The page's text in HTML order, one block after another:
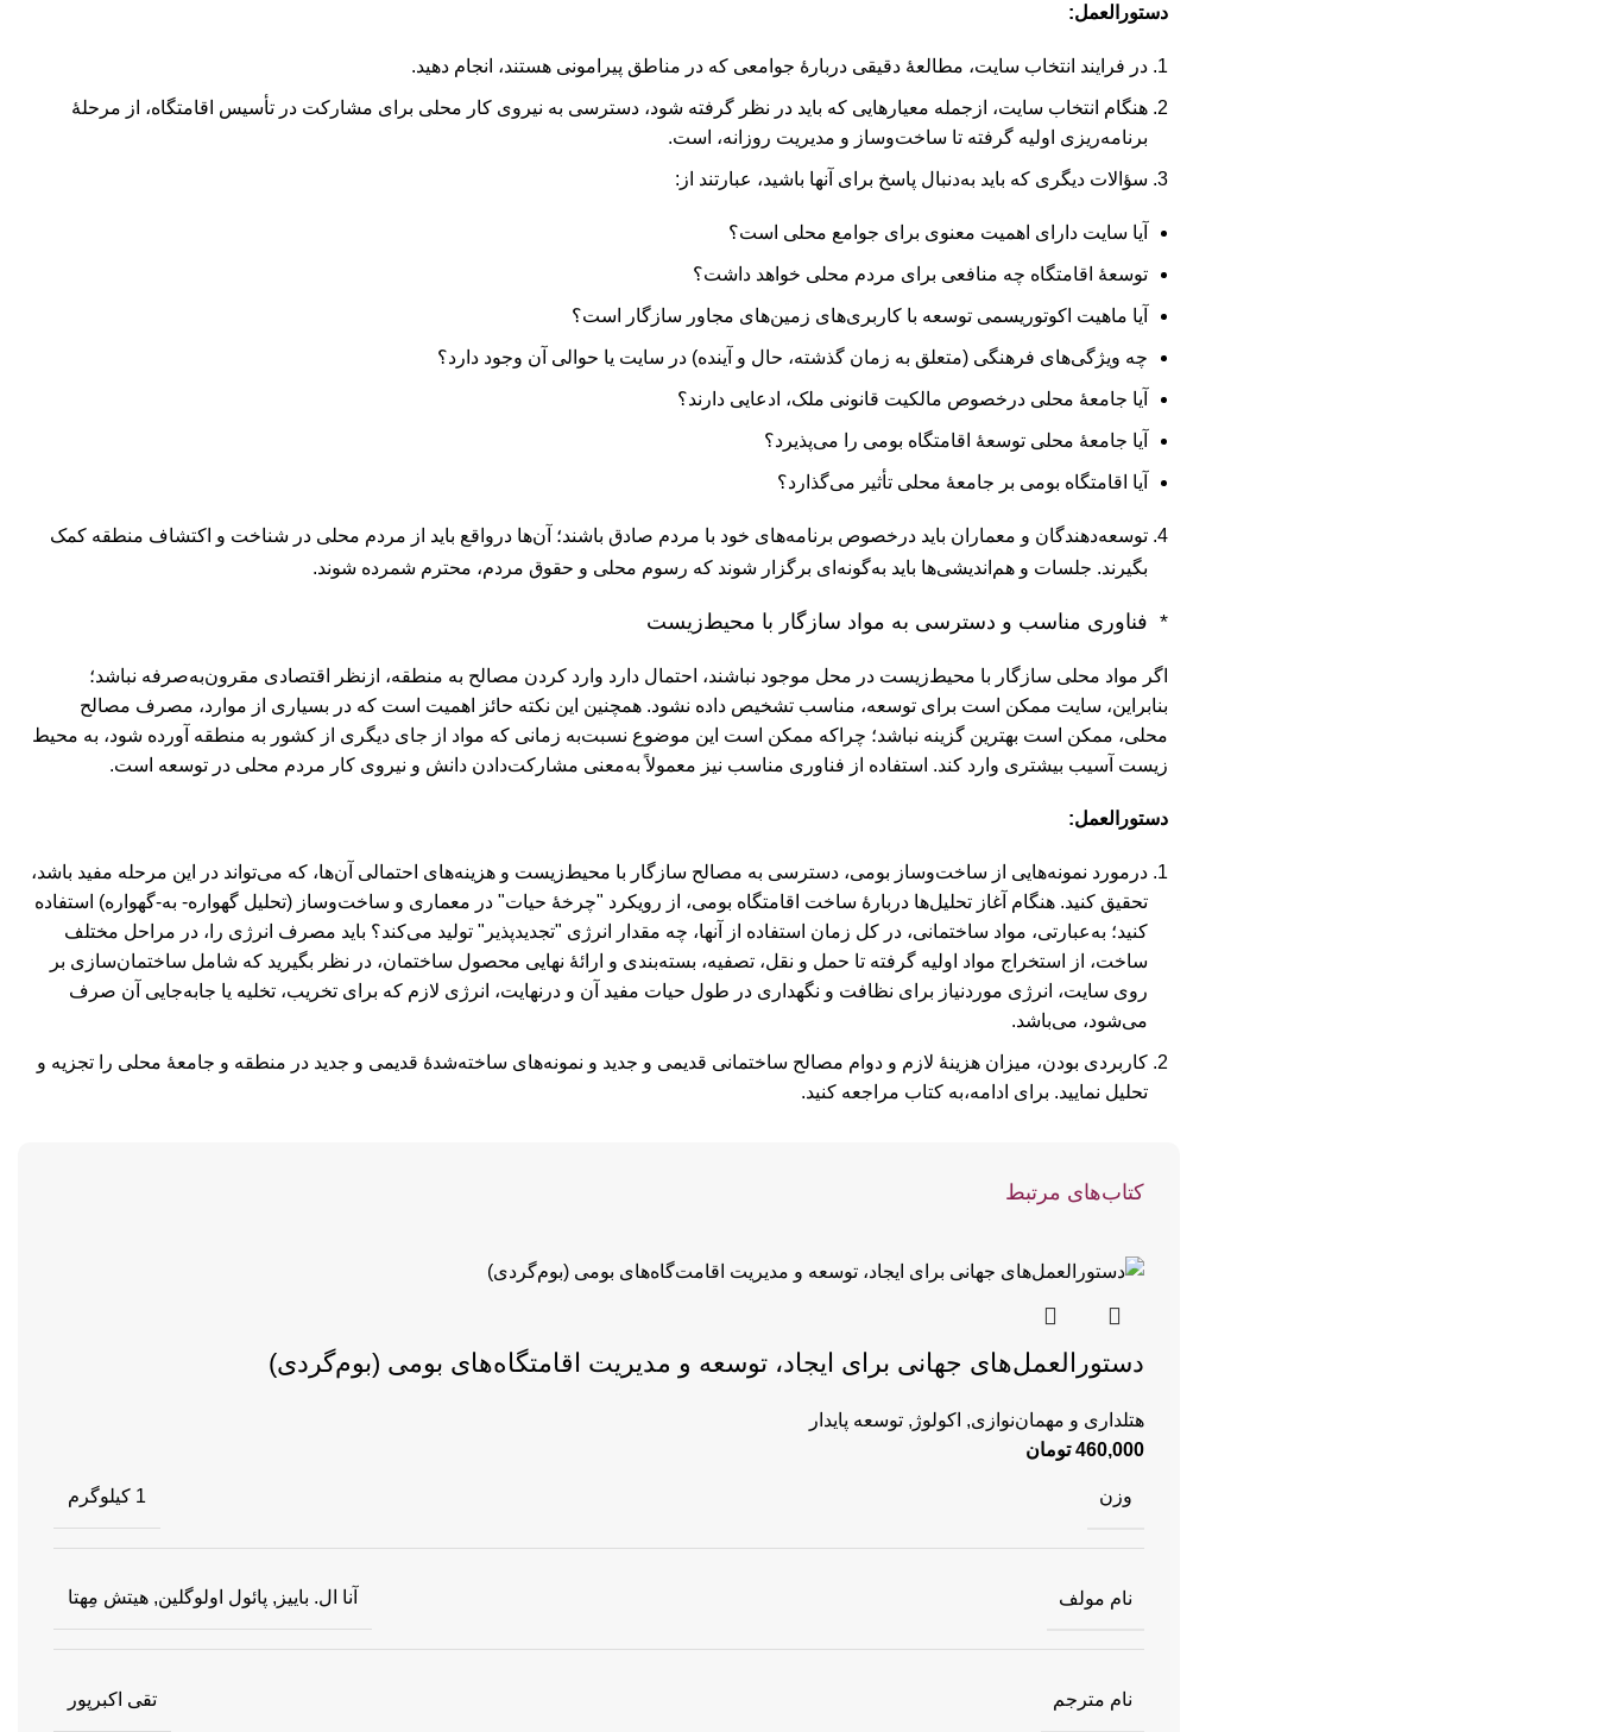
دستورالعمل:
در فرایند انتخاب سایت، مطالعۀ‌ دقیقی دربارۀ‌ جوامعی که در مناطق پیرامونی هستند، انجام دهید.
هنگام انتخاب سایت، ازجمله معیارهایی که باید در نظر گرفته شود، دسترسی به نیروی کار محلی برای مشارکت در تأسیس اقامتگاه، از مرحلۀ‌
برنامه‌ریزی اولیه گرفته تا ساخت‌وساز و مدیریت روزانه، است.
سؤالات دیگری که باید به‌دنبال پاسخ برای آنها باشید، عبارتند از:
آیا سایت دارای اهمیت معنوی برای جوامع محلی است؟
توسعۀ اقامتگاه چه منافعی برای مردم محلی خواهد داشت؟
آیا ماهیت اکوتوریسمی توسعه با کاربری‌‌های زمین‌های مجاور سازگار است؟
چه ویژگی‌های فرهنگی (متعلق به زمان گذشته، حال و آینده) در سایت یا حوالی آن وجود دارد؟
آیا جامعۀ محلی درخصوص مالکیت قانونی ملک، ادعایی دارند؟
آیا جامعۀ‌ محلی توسعۀ اقامتگاه ‌بومی را می‌پذیرد؟
آیا اقامتگاه ‌بومی بر جامعۀ‌ محلی تأثیر می‌گذارد؟
توسعه‌دهندگان و معماران باید درخصوص برنامه‌های خود با مردم صادق باشند؛ آن‌ها درواقع باید از مردم محلی در شناخت و اکتشاف منطقه کمک
بگیرند. جلسات و هم‌اندیشی‌ها باید به‌گونه‌ای برگزار شوند که رسوم محلی و حقوق مردم، محترم شمرده شوند.
* فناوری مناسب و دسترسی به مواد سازگار با محیط‌زیست
اگر مواد محلی سازگار با محیط‌‌زیست در محل موجود نباشند، احتمال دارد وارد کردن مصالح به منطقه، ازنظر اقتصادی مقرون‌به‌صرفه نباشد؛
بنابراین، سایت ممکن است برای توسعه، مناسب تشخیص داده نشود. همچنین این نکته حائز اهمیت است که در بسیاری از موارد، مصرف مصالح
محلی، ممکن است بهترین گزینه نباشد؛ چراکه ممکن است این موضوع نسبت‌به زمانی که مواد از جای دیگری از کشور به منطقه آورده شود، به محیط
زیست آسیب بیشتری وارد کند. استفاده از فناوری مناسب نیز معمولاً به‌معنی مشارکت‌دادن دانش و نیروی کار مردم محلی در توسعه است.
دستورالعمل:
درمورد نمونه‌هایی از ساخت‌و‌ساز بومی، دسترسی به مصالح سازگار با محیط‌‌زیست و هزینه‌های احتمالی آن‌ها، که می‌تواند در این مرحله مفید باشد،
تحقیق کنید. هنگام آغاز تحلیل‌ها دربارۀ‌ ساخت اقامتگاه ‌بومی، از رویکرد "چرخۀ حیات" در معماری و ساخت‌و‌ساز (تحلیل گهواره- به-گهواره) استفاده
کنید؛ به‌عبارتی، مواد ساختمانی، در کل زمان استفاده از آنها، چه مقدار انرژی "تجدیدپذیر" تولید می‌کند؟ باید مصرف انرژی را، در مراحل مختلف
ساخت، از استخراج مواد اولیه گرفته تا حمل و نقل، تصفیه، بسته‌بندی و ارائۀ نهایی محصول ساختمان، در نظر بگیرید که شامل ساختمان‌سازی بر
روی سایت، انرژی موردنیاز برای نظافت و نگهداری در طول حیات مفید آن و درنهایت، انرژی لازم که برای تخریب، تخلیه یا جا‌به‌جایی آن صرف
می‌شود، می‌باشد.
کاربردی ‌بودن، میزان هزینۀ لازم و دوام مصالح ساختمانی قدیمی و جدید و نمونه‌های ساخته‌شدۀ قدیمی و جدید در منطقه و جامعۀ محلی را تجزیه و
تحلیل نمایید. برای ادامه،‌به کتاب مراجعه کنید.
کتاب‌های مرتبط
دستور‌العمل‌‌های جهانی برای ایجاد، توسعه و مدیریت اقامتگاه‌های بومی (بوم‌گردی)
هتلداری و مهمان‌نوازی, اکولوژ , توسعه پایدار
460,000 تومان
وزن 1 کیلوگرم
نام مولف آنا ال. باییز, پائول اولوگلین, هیتش مِهتا
نام مترجم تقی اکبرپور